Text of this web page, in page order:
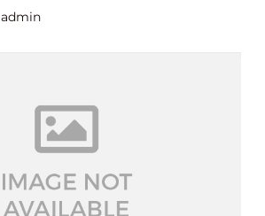
admin